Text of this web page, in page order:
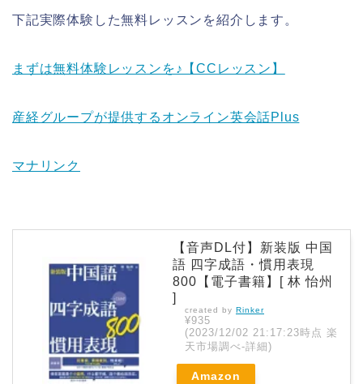
下記実際体験した無料レッスンを紹介します。
まずは無料体験レッスンを♪【CCレッスン】
産経グループが提供するオンライン英会話Plus
マナリンク
【音声DL付】新装版 中国
語 四字成語・慣用表現
800【電子書籍】[ 林 怡州
]
created by Rinker
¥935
(2023/12/02 21:17:23時点 楽
天市場調べ-詳細)
Amazon